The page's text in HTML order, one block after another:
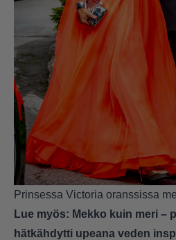
Prinsessa Victoria oranssissa
Lue myös: Mekko kuin meri –
hätkähdytti upeana veden